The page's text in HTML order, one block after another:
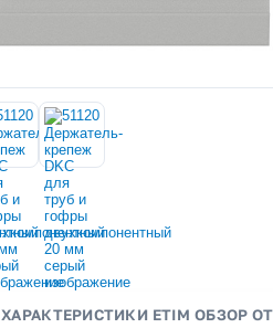
ХАРАКТЕРИСТИКИ ETIM ОБЗОР ОТ